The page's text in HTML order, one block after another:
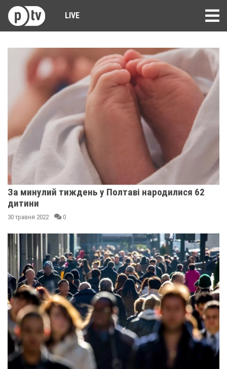
LIVE
За минулий тиждень у Полтаві народилися 62
дитини
30 травня 2022 0